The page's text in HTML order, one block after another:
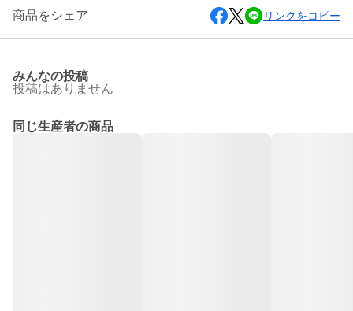
商品をシェア リンクをコピー
みんなの投稿
投稿はありません
同じ生産者の商品